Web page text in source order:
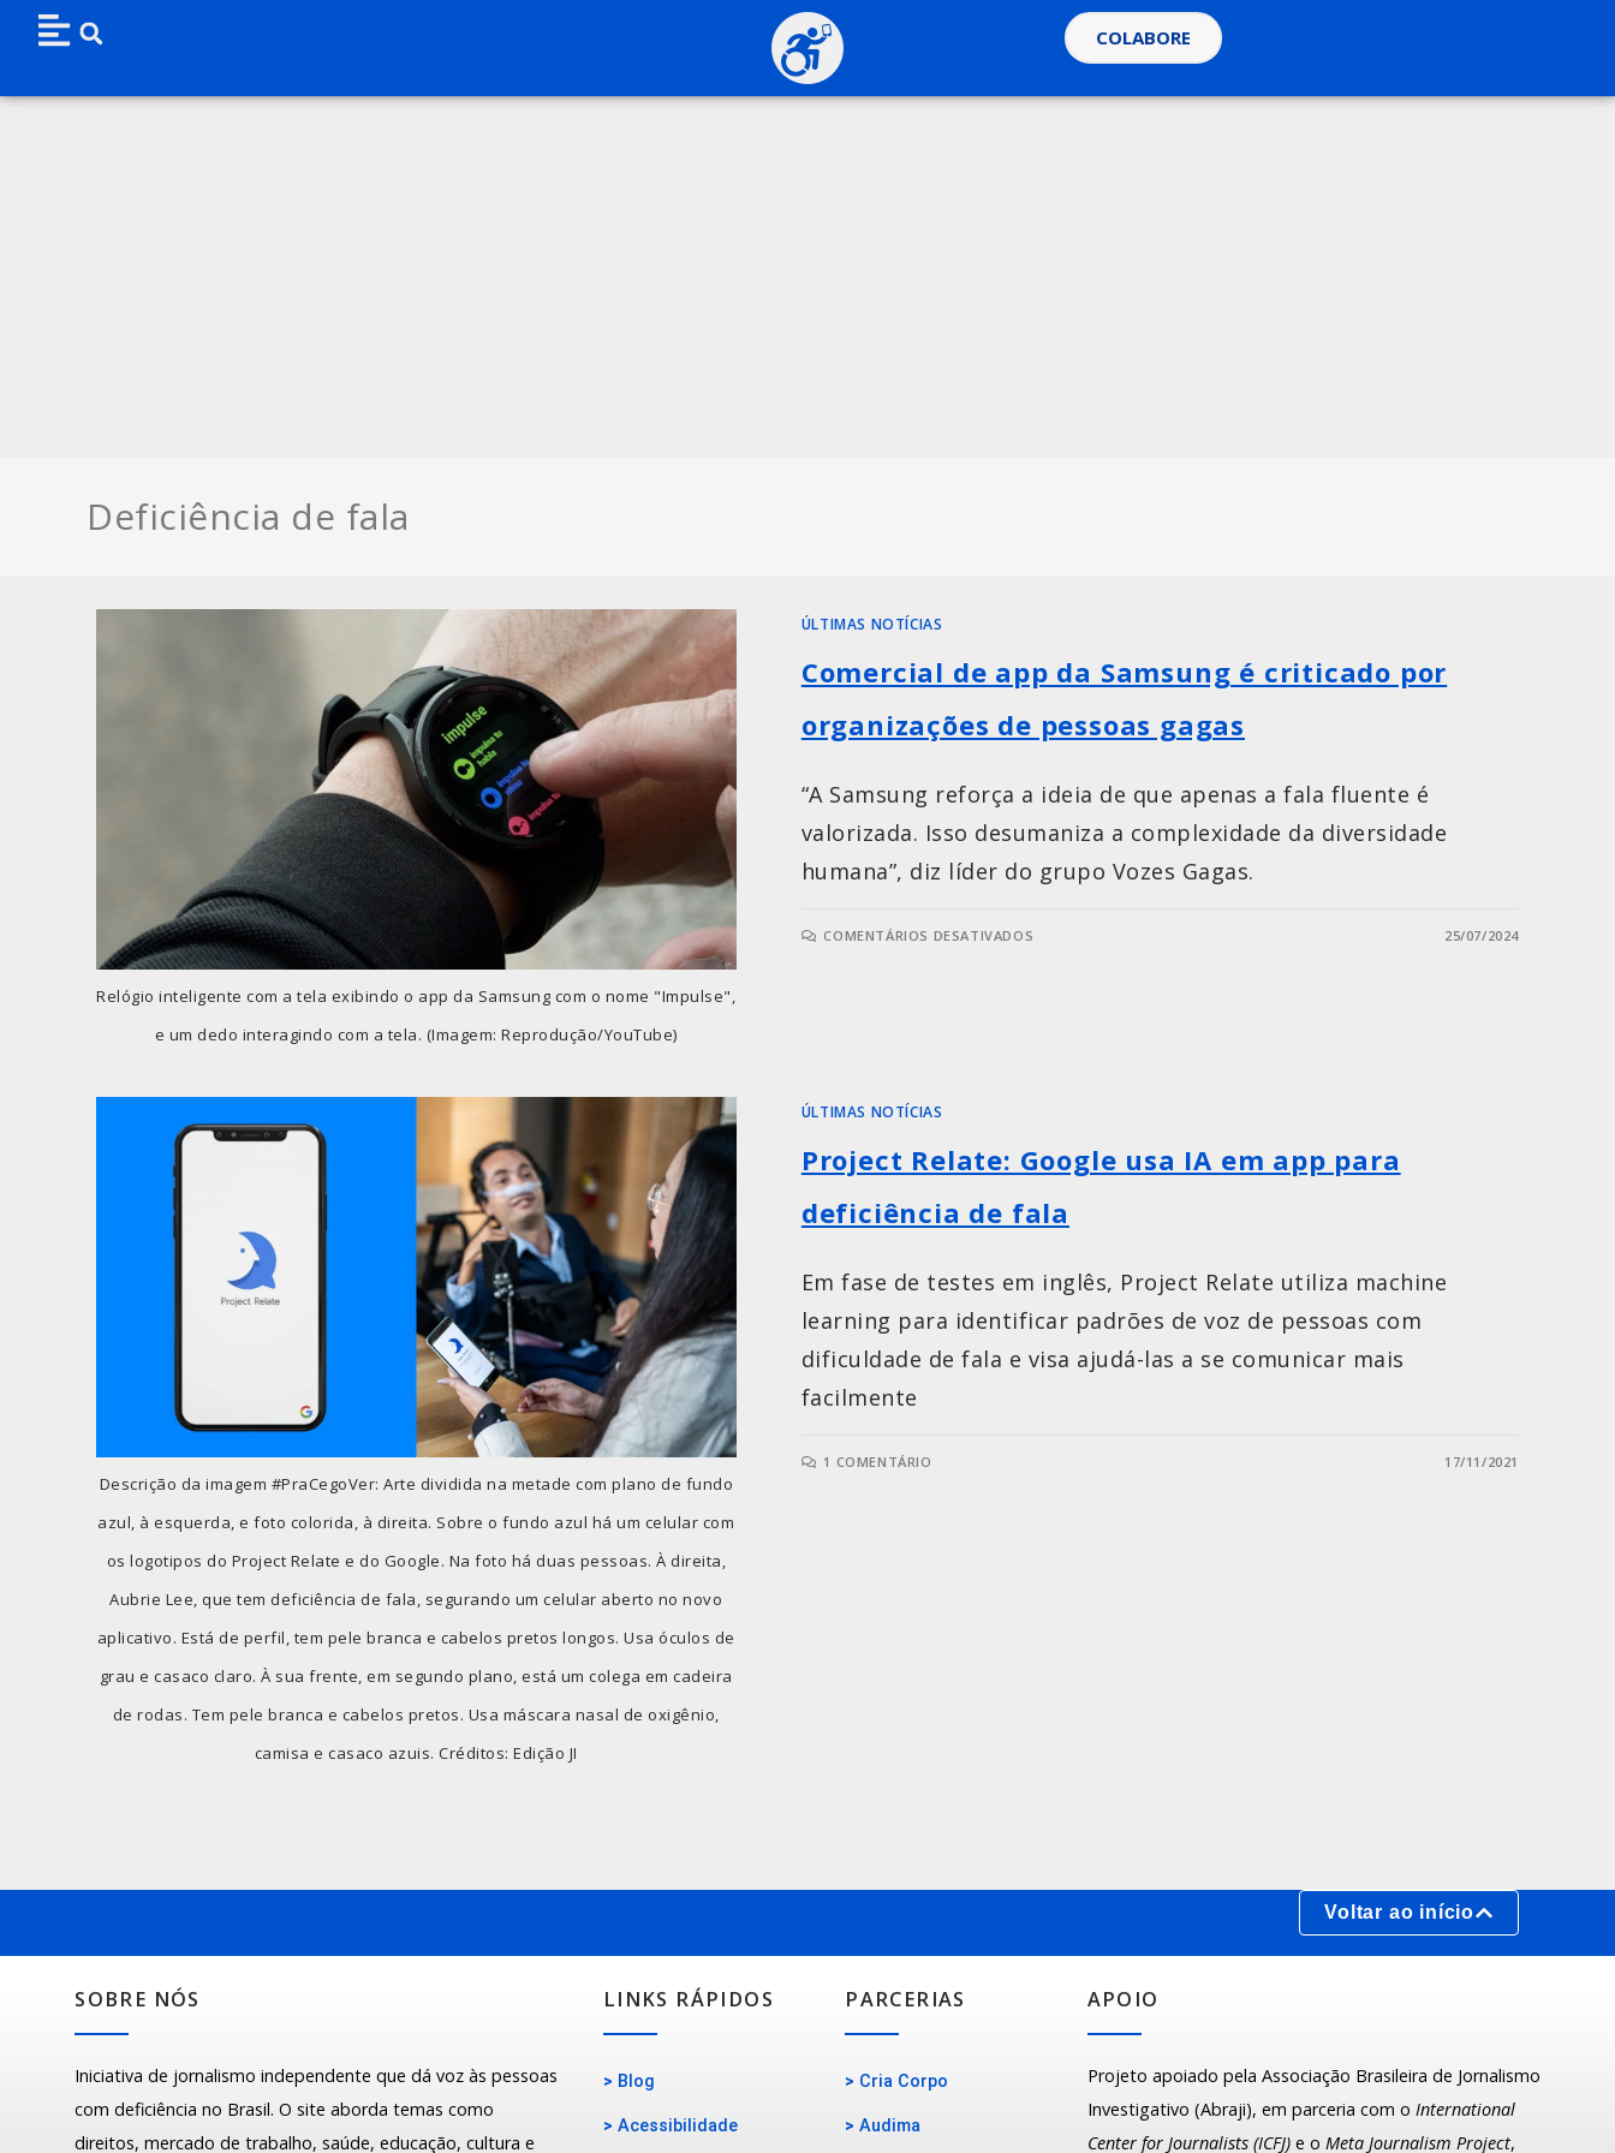
COLABORE
Deficiência de fala
Relógio inteligente com a tela exibindo o app da Samsung com o nome "Impulse",
e um dedo interagindo com a tela. (Imagem: Reprodução/YouTube)
ÚLTIMAS NOTÍCIAS
Comercial de app da Samsung é criticado por
organizações de pessoas gagas
“A Samsung reforça a ideia de que apenas a fala fluente é
valorizada. Isso desumaniza a complexidade da diversidade
humana”, diz líder do grupo Vozes Gagas.
COMENTÁRIOS DESATIVADOS 25/07/2024
Descrição da imagem #PraCegoVer: Arte dividida na metade com plano de fundo
azul, à esquerda, e foto colorida, à direita. Sobre o fundo azul há um celular com
os logotipos do Project Relate e do Google. Na foto há duas pessoas. À direita,
Aubrie Lee, que tem deficiência de fala, segurando um celular aberto no novo
aplicativo. Está de perfil, tem pele branca e cabelos pretos longos. Usa óculos de
grau e casaco claro. À sua frente, em segundo plano, está um colega em cadeira
de rodas. Tem pele branca e cabelos pretos. Usa máscara nasal de oxigênio,
camisa e casaco azuis. Créditos: Edição JI
ÚLTIMAS NOTÍCIAS
Project Relate: Google usa IA em app para
deficiência de fala
Em fase de testes em inglês, Project Relate utiliza machine
learning para identificar padrões de voz de pessoas com
dificuldade de fala e visa ajudá-las a se comunicar mais
facilmente
1 COMENTÁRIO 17/11/2021
Voltar ao início
SOBRE NÓS
Iniciativa de jornalismo independente que dá voz às pessoas
com deficiência no Brasil. O site aborda temas como
direitos, mercado de trabalho, saúde, educação, cultura e
LINKS RÁPIDOS
> Blog
> Acessibilidade
PARCERIAS
> Cria Corpo
> Audima
APOIO
Projeto apoiado pela Associação Brasileira de Jornalismo
Investigativo (Abraji), em parceria com o International
Center for Journalists (ICFJ)e o Meta Journalism Project,